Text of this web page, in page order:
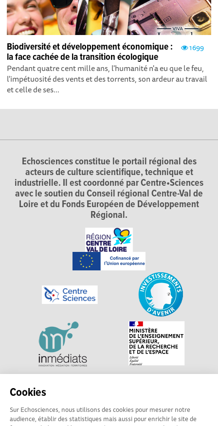
Cookies
Sur Echosciences, nous utilisons des cookies pour mesurer notre
audience, établir des statistiques mais aussi pour enrichir le site de
1699
Biodiversité et développement économique :
la face cachée de la transition écologique
Pendant quatre cent mille ans, l'humanité n'a eu que le feu,
l'impétuosité des vents et des torrents, son ardeur au travail
et celle de ses...
Echosciences constitue le portail régional des
acteurs de culture scientifique, technique et
industrielle. Il est coordonné par Centre•Sciences
avec le soutien du Conseil régional Centre-Val de
Loire et du Fonds Européen de Développement
Régional.
Explorer, s’exprimer, rentrer en contact : Echosciences
sciences et de technologies du territoire. Propulsé par
Centre•Sciences/ Contact : echosciences@centre-